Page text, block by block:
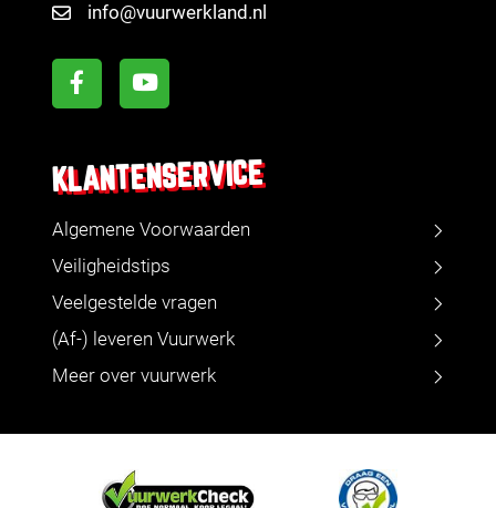
info@vuurwerkland.nl
KLANTENSERVICE
Algemene Voorwaarden
Veiligheidstips
Veelgestelde vragen
(Af-) leveren Vuurwerk
Meer over vuurwerk